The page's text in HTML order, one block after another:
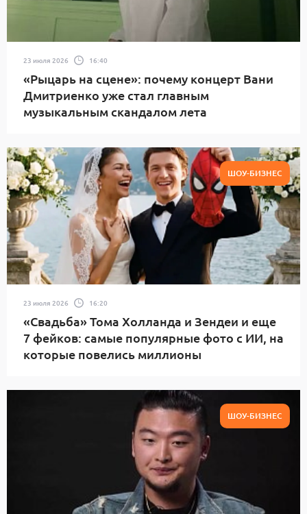
23 июля 2026 16:40
«Рыцарь на сцене»: почему концерт Вани
Дмитриенко уже стал главным
музыкальным скандалом лета
ШОУ-БИЗНЕС
23 июля 2026 16:20
«Свадьба» Тома Холланда и Зендеи и еще
7 фейков: самые популярные фото с ИИ, на
которые повелись миллионы
ШОУ-БИЗНЕС